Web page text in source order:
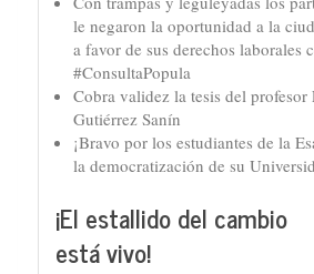
le negaron la oportunidad a la
a favor de sus derechos laborales
#ConsultaPopula
Cobra validez la tesis del profesor
Gutiérrez Sanín
¡Bravo por los estudiantes de la
la democratización de su
¡El estallido del cambio
está vivo!